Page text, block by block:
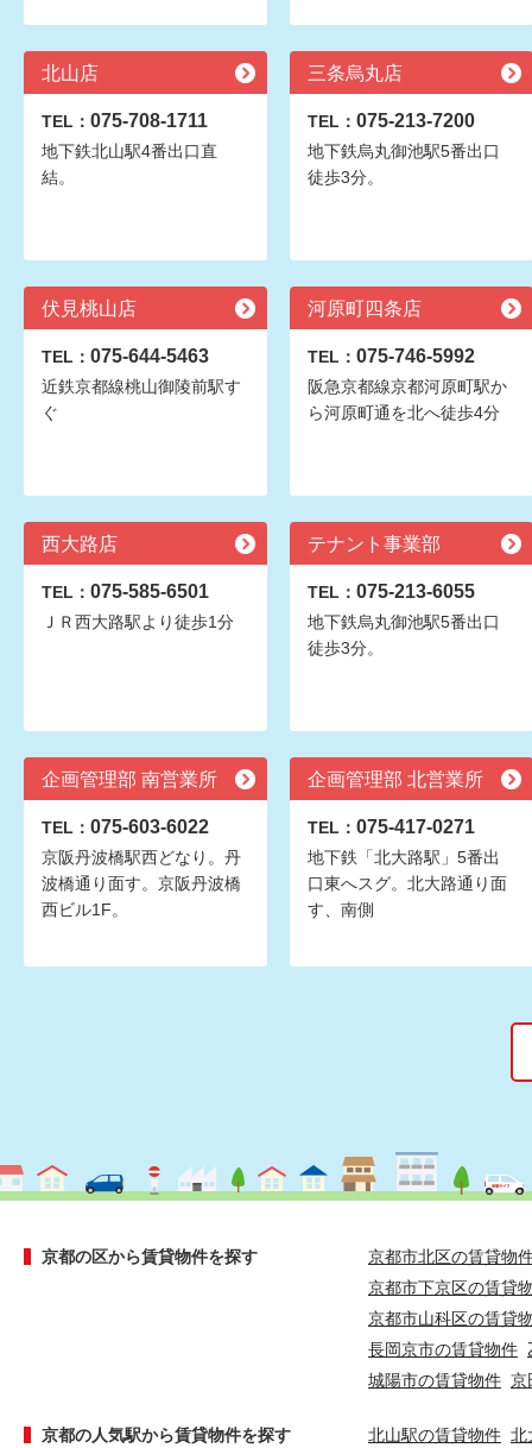
北山店
TEL： 075-708-1711
地下鉄北山駅4番出口直
結。
三条烏丸店
TEL： 075-213-7200
地下鉄烏丸御池駅5番出口
徒歩3分。
伏見桃山店
TEL： 075-644-5463
近鉄京都線桃山御陵前駅す
ぐ
河原町四条店
TEL： 075-746-5992
阪急京都線京都河原町駅か
ら河原町通を北へ徒歩4分
西大路店
TEL： 075-585-6501
ＪＲ西大路駅より徒歩1分
テナント事業部
TEL： 075-213-6055
地下鉄烏丸御池駅5番出口
徒歩3分。
企画管理部 南営業所
TEL： 075-603-6022
京阪丹波橋駅西どなり。丹
波橋通り面す。京阪丹波橋
西ビル1F。
企画管理部 北営業所
TEL： 075-417-0271
地下鉄「北大路駅」5番出
口東へスグ。北大路通り面
す、南側
京都の区から賃貸物件を探す
京都市北区の賃貸物
京都市下京区の賃貸
京都市山科区の賃貸
長岡京市の賃貸物件
城陽市の賃貸物件 京
京都の人気駅から賃貸物件を探す 北山駅の賃貸物件 北